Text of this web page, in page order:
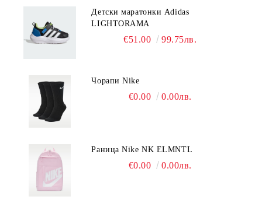
Детски маратонки Adidas
LIGHTORAMA
€51.00 99.75лв.
Чорапи Nike
€0.00 0.00лв.
Раница Nike NK ELMNTL
€0.00 0.00лв.